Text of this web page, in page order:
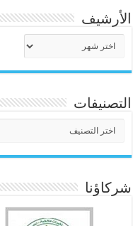
الأرشيف
التصنيفات
شركاؤنا